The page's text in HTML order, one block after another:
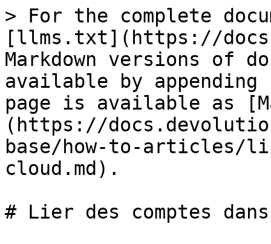
> For the complete
[llms.txt](https://
Markdown versions of
available by
page is available as
(https://
base/how-to-articles/
cloud.md).
# Lier des comptes